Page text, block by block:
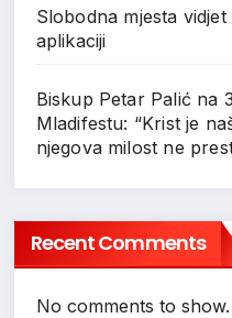
Slobodna mjesta
aplikaciji
Biskup Petar Palić na
Mladifestu: “Krist je
njegova milost ne
Recent Comments
No comments to show.